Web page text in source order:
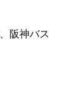
阪神バス